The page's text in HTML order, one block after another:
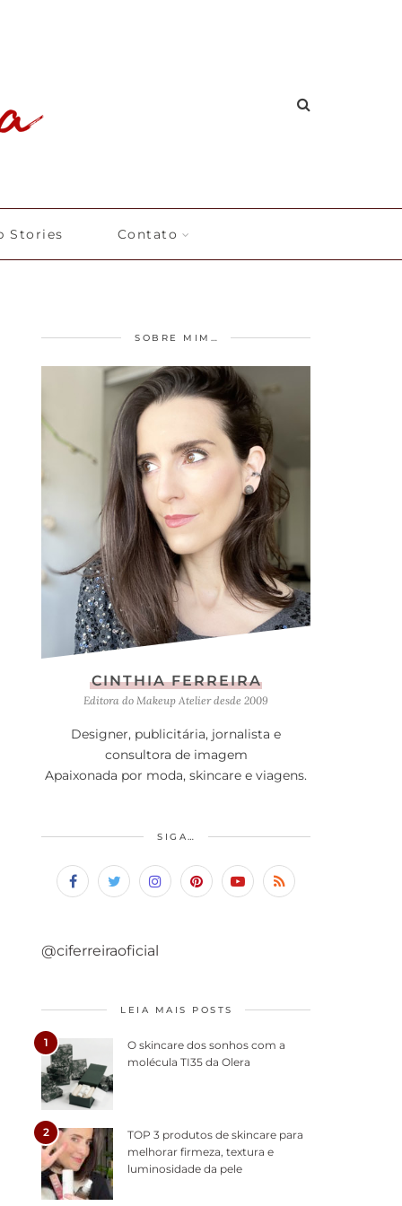
Stories Contato
SOBRE MIM…
CINTHIA FERREIRA
Editora do Makeup Atelier desde 2009
Designer, publicitária, jornalista e
consultora de imagem
Apaixonada por moda, skincare e viagens.
SIGA…
@ciferreiraoficial
LEIA MAIS POSTS
1
O skincare dos sonhos com a
molécula TI35 da Olera
2
TOP 3 produtos de skincare para
melhorar firmeza, textura e
luminosidade da pele